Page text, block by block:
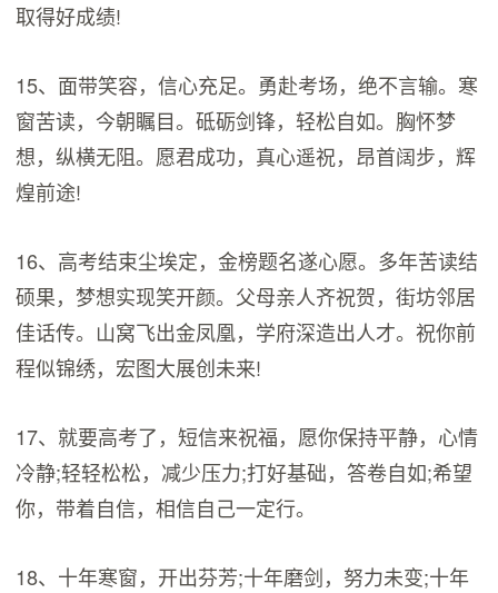
取得好成绩!
15、面带笑容，信心充足。勇赴考场，绝不言输。寒
窗苦读，今朝瞩目。砥砺剑锋，轻松自如。胸怀梦
想，纵横无阻。愿君成功，真心遥祝，昂首阔步，辉
煌前途!
16、高考结束尘埃定，金榜题名遂心愿。多年苦读结
硕果，梦想实现笑开颜。父母亲人齐祝贺，街坊邻居
佳话传。山窝飞出金凤凰，学府深造出人才。祝你前
程似锦绣，宏图大展创未来!
17、就要高考了，短信来祝福，愿你保持平静，心情
冷静;轻轻松松，减少压力;打好基础，答卷自如;希望
你，带着自信，相信自己一定行。
18、十年寒窗，开出芬芳;十年磨剑，努力未变;十年